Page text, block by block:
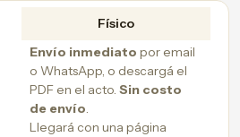
Físico
Envío inmediato por email
o WhatsApp, o descargá el
PDF en el acto. Sin costo
de envío.
Llegará con una página